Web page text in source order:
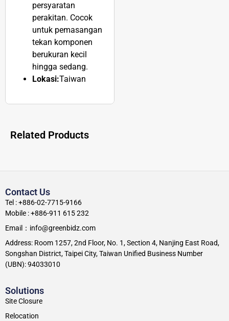
persyaratan
perakitan. Cocok
untuk pemasangan
tekan komponen
berukuran kecil
hingga sedang.
Lokasi:Taiwan
Related Products
Solutions
Site Closure
Relocation
Contact Us
Tel : +886-02-7715-9166
Mobile : +886-911 615 232
Email：info@greenbidz.com
Address: Room 1257, 2nd Floor, No. 1, Section 4, Nanjing East Road,
Songshan District, Taipei City, Taiwan Unified Business Number
(UBN): 94033010